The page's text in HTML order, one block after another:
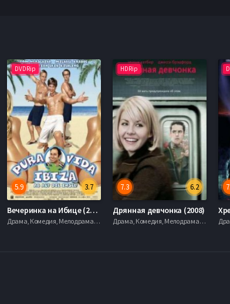
DVDRip
3.7
5.9
Вечеринка на Ибице (2004)
Драма, Комедия, Мелодрама, 2001
HDRip
6.2
7.3
Дрянная девчонка (2008)
Драма, Комедия, Мелодрама, 2001